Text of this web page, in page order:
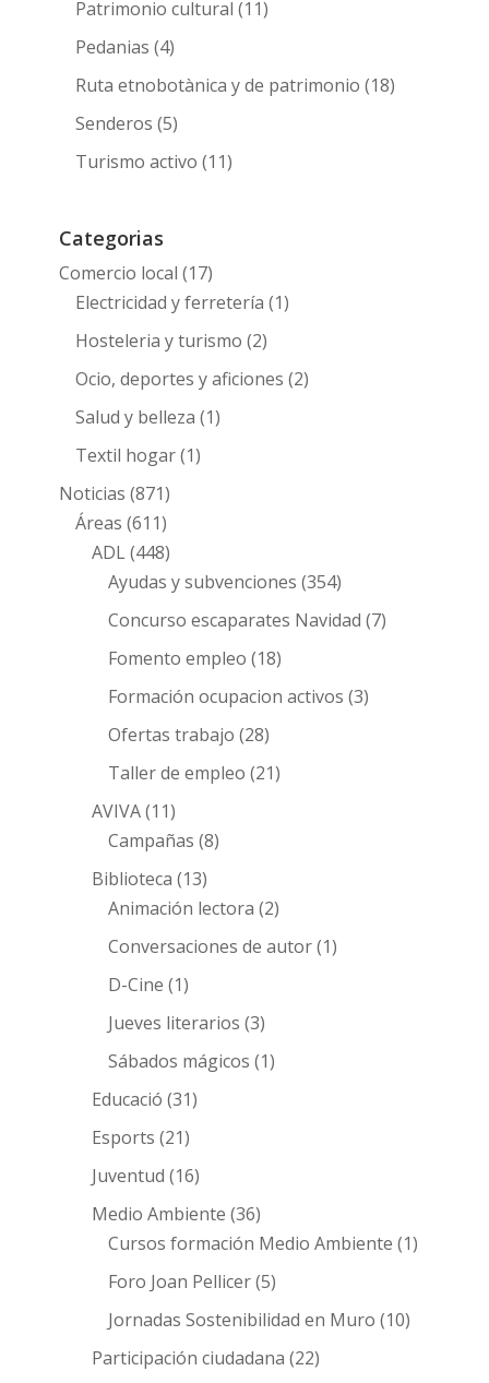
Patrimonio cultural (11)
Pedanias (4)
Ruta etnobotànica y de patrimonio (18)
Senderos (5)
Turismo activo (11)
Categorias
Comercio local (17)
Electricidad y ferretería (1)
Hosteleria y turismo (2)
Ocio, deportes y aficiones (2)
Salud y belleza (1)
Textil hogar(1)
Noticias (871)
Áreas (611)
ADL(448)
Ayudas y subvenciones (354)
Concurso escaparates Navidad (7)
Fomento empleo (18)
Formación ocupacion activos (3)
Ofertas trabajo (28)
Taller de empleo (21)
AVIVA(11)
Campañas (8)
Biblioteca (13)
Animación lectora (2)
Conversaciones de autor(1)
D-Cine (1)
Jueves literarios (3)
Sábados mágicos (1)
Educació (31)
Esports (21)
Juventud (16)
Medio Ambiente (36)
Cursos formación Medio Ambiente (1)
Foro Joan Pellicer(5)
Jornadas Sostenibilidad en Muro (10)
Participación ciudadana (22)